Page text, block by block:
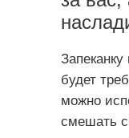
будет
можно
смешать